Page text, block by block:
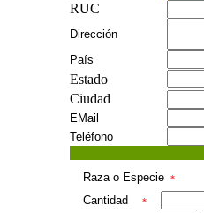
RUC
Dirección
País
Estado
Ciudad
EMail
Teléfono
Raza o Especie
*
Cantidad *